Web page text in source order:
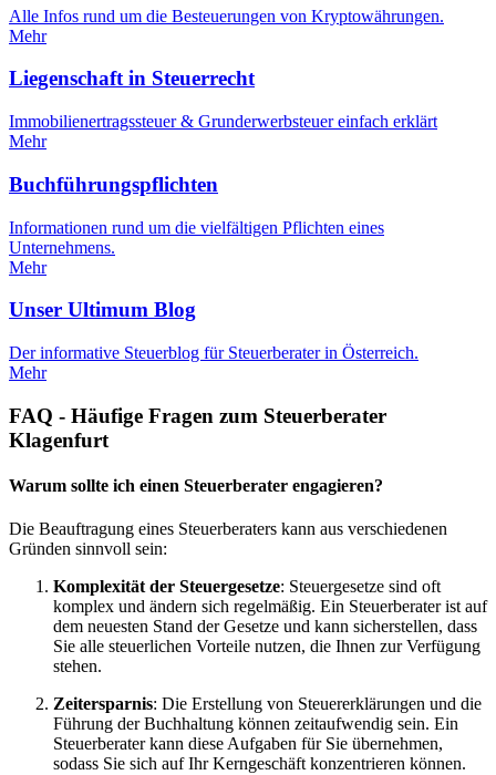
Alle Infos rund um die Besteuerungen von Kryptowährungen.
Mehr
Liegenschaft in Steuerrecht
Immobilienertragssteuer & Grunderwerbsteuer einfach erklärt
Mehr
Buchführungspflichten
Informationen rund um die vielfältigen Pflichten eines
Unternehmens.
Mehr
Unser Ultimum Blog
Der informative Steuerblog für Steuerberater in Österreich.
Mehr
FAQ - Häufige Fragen zum Steuerberater
Klagenfurt
Warum sollte ich einen Steuerberater engagieren?
Die Beauftragung eines Steuerberaters kann aus verschiedenen
Gründen sinnvoll sein:
Komplexität der Steuergesetze: Steuergesetze sind oft
komplex und ändern sich regelmäßig. Ein Steuerberater ist auf
dem neuesten Stand der Gesetze und kann sicherstellen, dass
Sie alle steuerlichen Vorteile nutzen, die Ihnen zur Verfügung
stehen.
Zeitersparnis: Die Erstellung von Steuererklärungen und die
Führung der Buchhaltung können zeitaufwendig sein. Ein
Steuerberater kann diese Aufgaben für Sie übernehmen,
sodass Sie sich auf Ihr Kerngeschäft konzentrieren können.